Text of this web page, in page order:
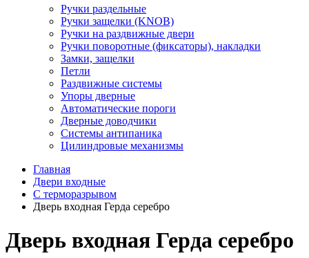
Ручки раздельные
Ручки защелки (KNOB)
Ручки на раздвижные двери
Ручки поворотные (фиксаторы), накладки
Замки, защелки
Петли
Раздвижные системы
Упоры дверные
Автоматические пороги
Дверные доводчики
Системы антипаника
Цилиндровые механизмы
Главная
Двери входные
С терморазрывом
Дверь входная Герда серебро
Дверь входная Герда серебро